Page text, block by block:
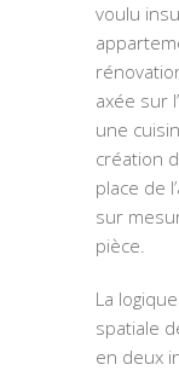
voulu
axée sur
une
création
place de
sur
pièce.
La
spatiale
en deux